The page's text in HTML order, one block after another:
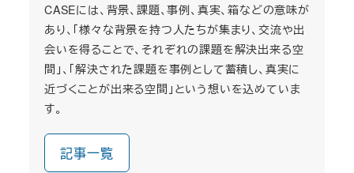
CASEには、背景、課題、事例、真実、箱などの意味が
あり、「様々な背景を持つ人たちが集まり、交流や出
会いを得ることで、それぞれの課題を解決出来る空
間」、「解決された課題を事例として蓄積し、真実に
近づくことが出来る空間」という想いを込めていま
す。
記事一覧